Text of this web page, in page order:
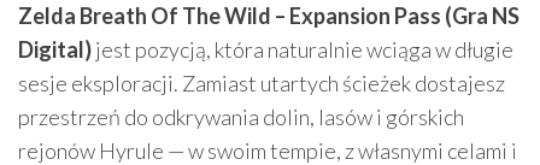
Zelda Breath Of The Wild – Expansion Pass (Gra NS
Digital)jest pozycją, która naturalnie wciąga w długie
sesje eksploracji. Zamiast utartych ścieżek dostajesz
przestrzeń do odkrywania dolin, lasów i górskich
rejonów Hyrule — w swoim tempie, z własnymi celami i